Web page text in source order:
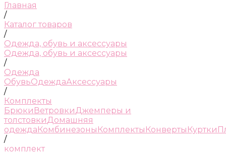
Главная
/
Каталог товаров
/
Одежда, обувь и аксессуары
Одежда, обувь и аксессуары
/
Одежда
ОбувьОдеждаАксессуары
/
Комплекты
Брюки ВетровкиДжемперы и
толстовкиДомашняя
одеждаКомбинезоны Комплекты Конверты Куртки
/
комплект